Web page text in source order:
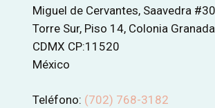
Miguel de Cervantes, Saavedra
Torre Sur, Piso 14, Colonia Granada
CDMX CP:11520
México
Teléfono: (702) 768-3182